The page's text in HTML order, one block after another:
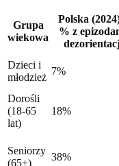
Grupa
wiekowa
Polska
% z
Dzieci i
młodzież
7%
Dorośli
(18-65
lat)
18%
Seniorzy
(65+)
38%